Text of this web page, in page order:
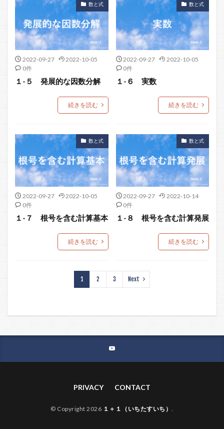
数と式
2022-09-27
2022-10-05
0件
１-５ 発展的な因数分解
続きを読む
数と式
2022-09-27
2022-10-05
0件
１-６ 実数
続きを読む
数と式
2022-09-27
2022-10-05
0件
１-７ 根号を含む計算基本
続きを読む
数と式
2022-09-27
2022-10-14
0件
１-８ 根号を含む計算発展
続きを読む
1 2 3 Next
PRIVACY CONTACT
© Copyright 2026 １＋１（いちたすいち）